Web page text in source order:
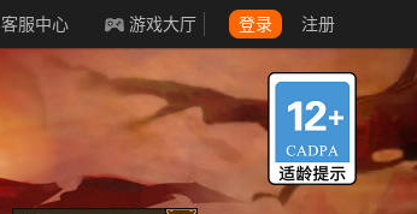
客服中心 游戏大厅 登录 注册